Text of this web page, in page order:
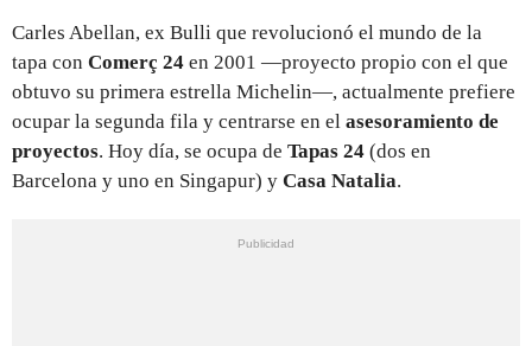
Carles Abellan, ex Bulli que revolucionó el mundo de la
tapa con Comerç 24 en 2001 —proyecto propio con el que
obtuvo su primera estrella Michelin—, actualmente prefiere
ocupar la segunda fila y centrarse en el asesoramiento de
proyectos. Hoy día, se ocupa de Tapas 24 (dos en
Barcelona y uno en Singapur) y Casa Natalia.